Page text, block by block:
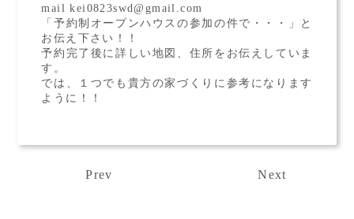
mail kei0823swd@gmail.com
「予約制オープンハウスの参加の件で・・・」と
お伝え下さい！！
予約完了後に詳しい地図、住所をお伝えしていま
す。
では、１つでも貴方の家づくりに参考になります
ように！！
Prev Next